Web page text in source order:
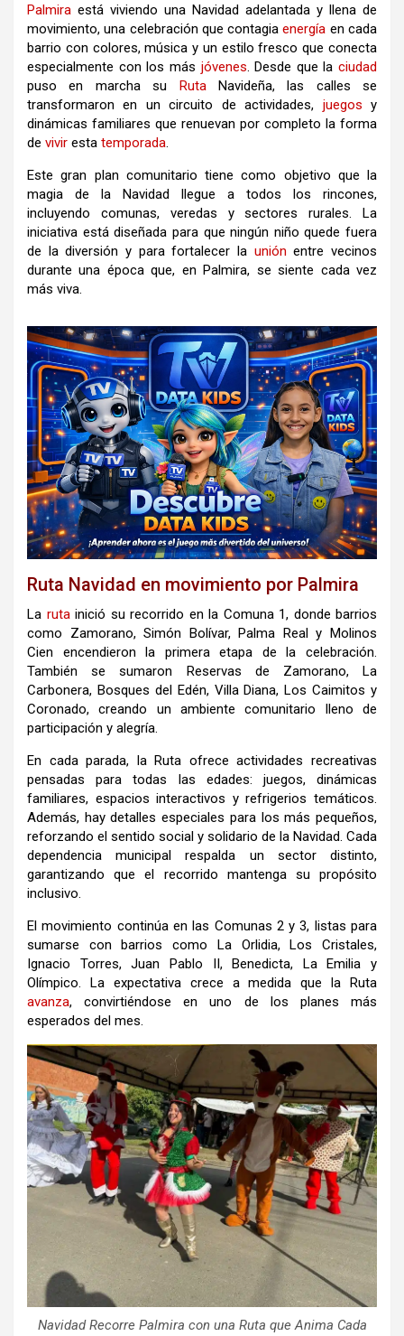
Palmira está viviendo una Navidad adelantada y llena de
movimiento, una celebración que contagiaenergía en cada
barrio con colores, música y un estilo fresco que conecta
especialmente con los más jóvenes. Desde que la ciudad
puso en marcha su RutaNavideña, las calles se
transformaron en un circuito de actividades, juegos y
dinámicas familiares que renuevan por completo la forma
de vivir esta temporada.
Este gran plan comunitario tiene como objetivo que la
magia de la Navidad llegue a todos los rincones,
incluyendo comunas, veredas y sectores rurales. La
iniciativa está diseñada para que ningún niño quede fuera
de la diversión y para fortalecer la unión entre vecinos
durante una época que, en Palmira, se siente cada vez
más viva.
Ruta Navidad en movimiento por Palmira
La rutainició su recorrido en la Comuna 1, donde barrios
como Zamorano, Simón Bolívar, Palma Real y Molinos
Cien encendieron la primera etapa de la celebración.
También se sumaron Reservas de Zamorano, La
Carbonera, Bosques del Edén, Villa Diana, Los Caimitos y
Coronado, creando un ambiente comunitario lleno de
participación y alegría.
En cada parada, la Ruta ofrece actividades recreativas
pensadas para todas las edades: juegos, dinámicas
familiares, espacios interactivos y refrigerios temáticos.
Además, hay detalles especiales para los más pequeños,
reforzando el sentido social y solidario de la Navidad. Cada
dependencia municipal respalda un sector distinto,
garantizando que el recorrido mantenga su propósito
inclusivo.
El movimiento continúa en las Comunas 2 y 3, listas para
sumarse con barrios como La Orlidia, Los Cristales,
Ignacio Torres, Juan Pablo II, Benedicta, La Emilia y
Olímpico. La expectativa crece a medida que la Ruta
avanza, convirtiéndose en uno de los planes más
esperados del mes.
Navidad Recorre Palmira con una Ruta que Anima Cada